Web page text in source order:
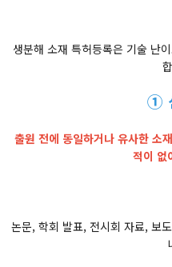
생분해 소재 특허등록은 기술 난
①
출원 전에 동일하거나 유사한 소
적이 없
논문, 학회 발표, 전시회 자료, 보